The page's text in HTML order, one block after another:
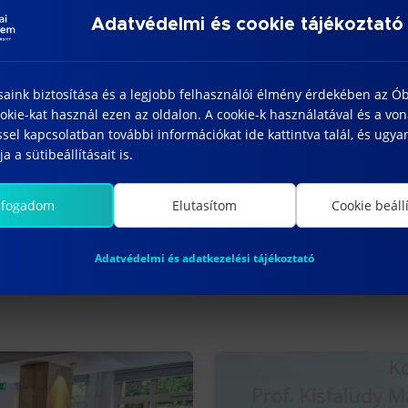
a Bosch más telephelyeivel, illetve
Adatvédelmi és cookie tájékoztató
biztosítása és a legjobb felhasználói élmény érdekében az
kat használ ezen az oldalon. A cookie-k használatával és a
kapcsolatban további információkat ide kattintva talál, és
a sütibeállításait is.
Elutasítom Cookie
Adatvédelmi és adatkezelési tájékoztató